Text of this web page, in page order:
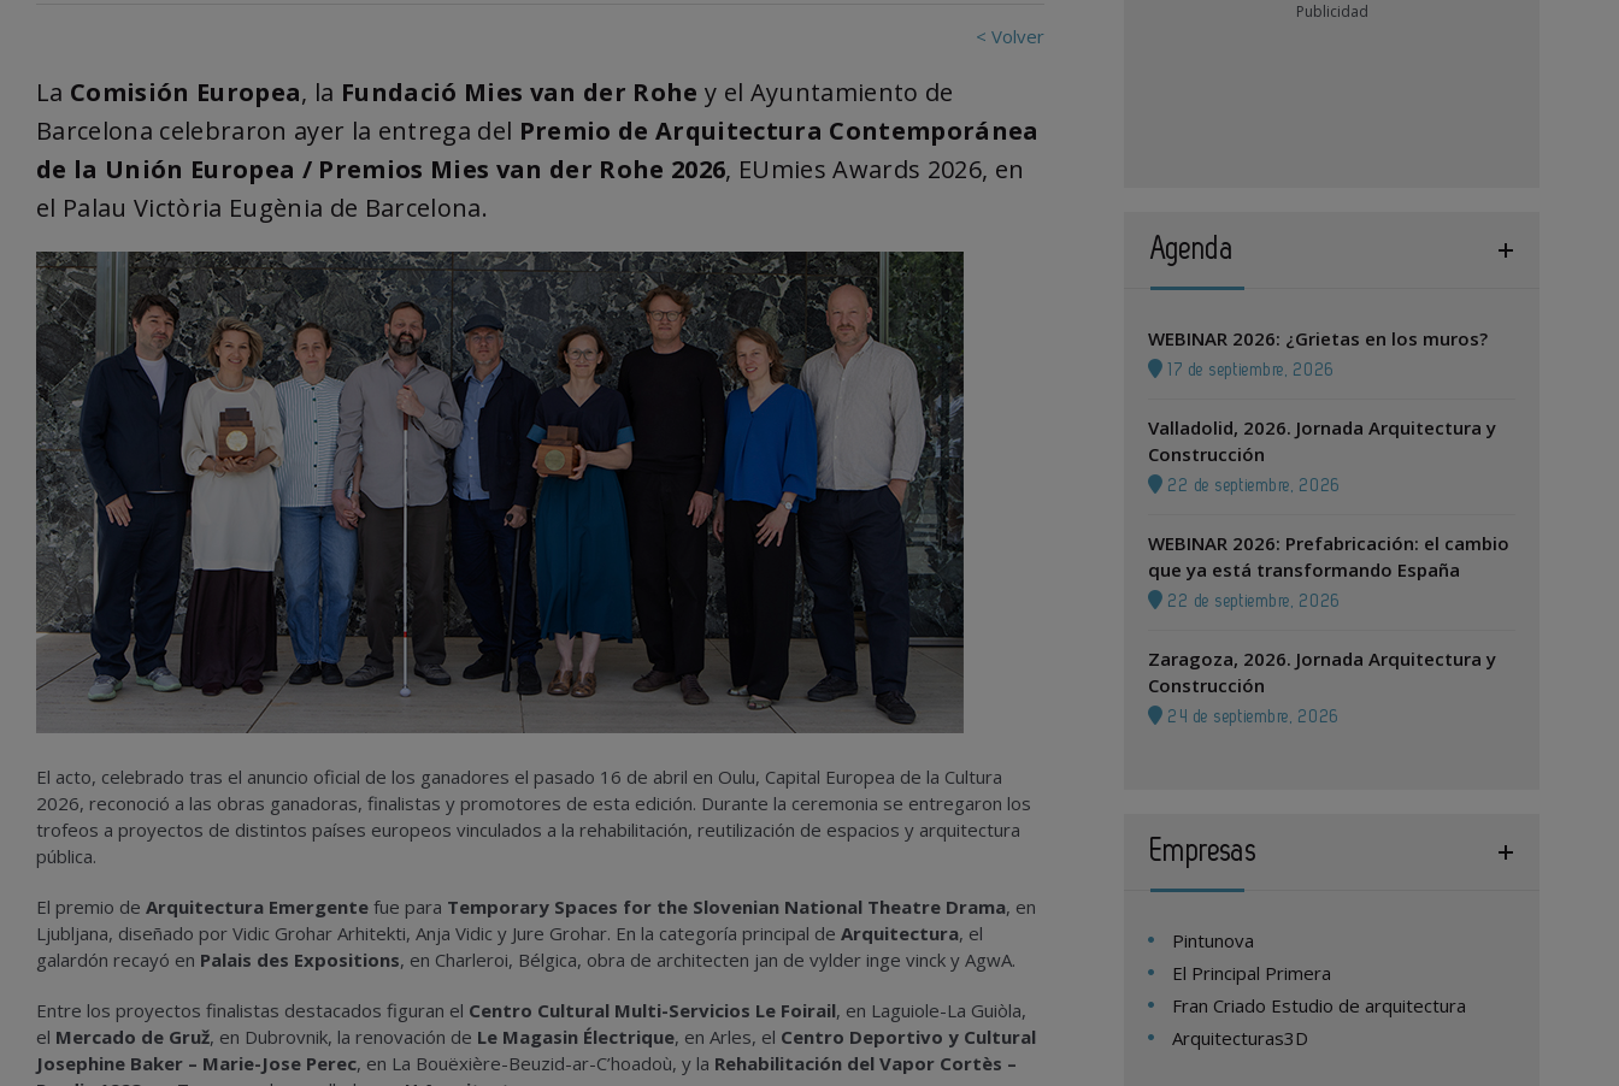
< Volver
La Comisión Europea, la Fundació Mies van der Rohe y el Ayuntamiento de
Barcelona celebraron ayer la entrega del Premio de Arquitectura Contemporánea
de la Unión Europea / Premios Mies van der Rohe 2026, EUmies Awards 2026, en
el Palau Victòria Eugènia de Barcelona.
El acto, celebrado tras el anuncio oficial de los ganadores el pasado 16 de abril en Oulu, Capital Europea de la Cultura
2026, reconoció a las obras ganadoras, finalistas y promotores de esta edición. Durante la ceremonia se entregaron los
trofeos a proyectos de distintos países europeos vinculados a la rehabilitación, reutilización de espacios y arquitectura
pública.
El premio de Arquitectura Emergente fue para Temporary Spaces for the Slovenian National Theatre Drama, en
Ljubljana, diseñado por Vidic Grohar Arhitekti, Anja Vidic y Jure Grohar. En la categoría principal de Arquitectura, el
galardón recayó en Palais des Expositions, en Charleroi, Bélgica, obra de architecten jan de vylder inge vinck y AgwA.
Entre los proyectos finalistas destacados figuran el Centro Cultural Multi-Servicios Le Foirail, en Laguiole-La Guiòla,
el Mercado de Gruž, en Dubrovnik, la renovación de Le Magasin Électrique, en Arles, el Centro Deportivo y Cultural
Josephine Baker – Marie-Jose Perec, en La Bouëxière-Beuzid-ar-C’hoadoù, y la Rehabilitación del Vapor Cortès –
Publicidad
Agenda
WEBINAR 2026: ¿Grietas en los muros?
17 de septiembre, 2026
Valladolid, 2026. Jornada Arquitectura y
Construcción
22 de septiembre, 2026
WEBINAR 2026: Prefabricación: el cambio
que ya está transformando España
22 de septiembre, 2026
Zaragoza, 2026. Jornada Arquitectura y
Construcción
24 de septiembre, 2026
Empresas
Pintunova
El Principal Primera
Fran Criado Estudio de arquitectura
Arquitecturas3D